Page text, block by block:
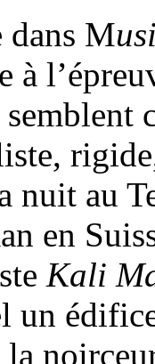
dans M
à
nuit au
en
Kali
un